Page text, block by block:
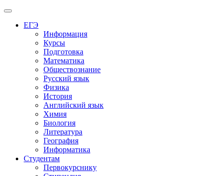
Меню
ЕГЭ
Информация
Курсы
Подготовка
Математика
Обществознание
Русский язык
Физика
История
Английский язык
Химия
Биология
Литература
География
Информатика
Студентам
Первокурснику